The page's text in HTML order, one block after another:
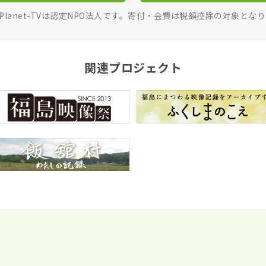
TVは認定NPO法人です。寄付・会費は税額控除の対象とな
関連プロジェクト